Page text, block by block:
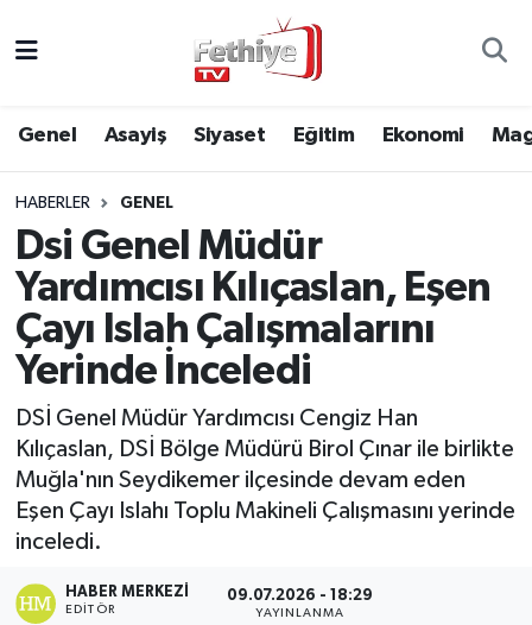
Genel Asayiş Siyaset Eğitim Ekonomi
HABERLER GENEL
Dsi Genel Müdür
Yardımcısı Kılıçaslan, Eşen
Çayı Islah Çalışmalarını
Yerinde İnceledi
DSİ Genel Müdür Yardımcısı Cengiz Han
Kılıçaslan, DSİ Bölge Müdürü Birol Çınar ile birlikte
Muğla'nın Seydikemer ilçesinde devam eden
Eşen Çayı Islahı Toplu Makineli Çalışmasını yerinde
inceledi.
HABER MERKEZI
EDITÖR
09.07.2026 - 18:29
YAYINLANMA
Asayiş
Eğitim
Ekonomi
Magazin
Spor
Muğla Hava Durumu
Muğla Namaz Vakitleri
Muğla Trafik Yoğunluk Haritası
Süper Lig Puan Durumu ve Fikstür
Son Dakika Haberleri
Haber Arşivi